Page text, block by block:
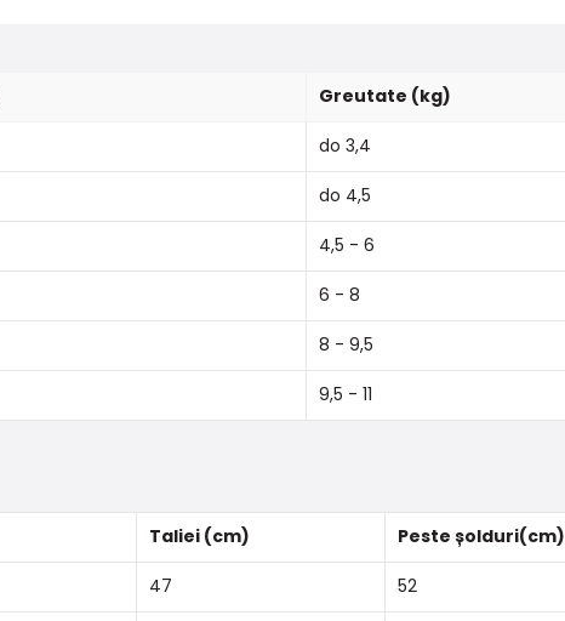
Greutate (kg)
do 3,4
do 4,5
4,5 - 6
6 - 8
8 - 9,5
9,5 - 11
Taliei (cm) Peste șolduri(cm)
47 52